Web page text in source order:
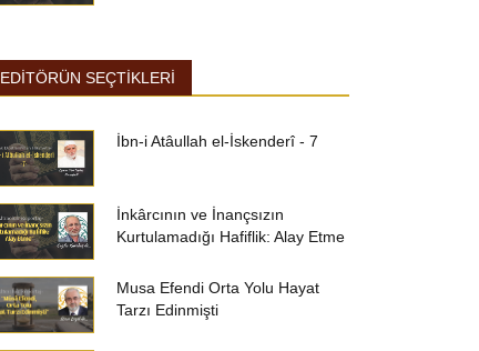
EDİTÖRÜN SEÇTİKLERİ
İbn-i Atâullah el-İskenderî - 7
İnkârcının ve İnançsızın
Kurtulamadığı Hafiflik: Alay Etme
Musa Efendi Orta Yolu Hayat
Tarzı Edinmişti